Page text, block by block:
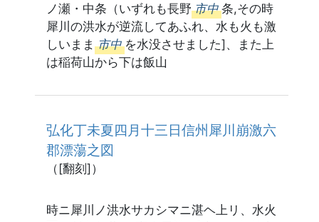
ノ瀬・中条（いずれも長野 市中 条,その時
犀川の洪水が逆流してあふれ、水も火も激
しいまま 市中 を水没させました]、また上
は稲荷山から下は飯山
弘化丁未夏四月十三日信州犀川崩激六
郡漂蕩之図
（[翻刻]）
時ニ犀川ノ洪水サカシマニ湛ヘ上リ、水火